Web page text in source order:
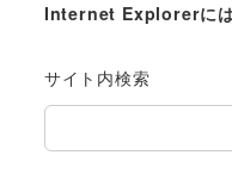
Internet Explorerには
サイト内検索